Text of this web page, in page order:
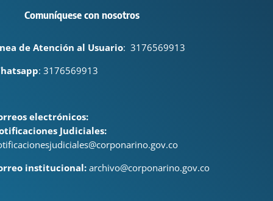
Comuníquese con nosotros
de Atención al Usuario: 3176569913
: 3176569913
electrónicos:
Judiciales:
institucional: archivo@corponarino.gov.co